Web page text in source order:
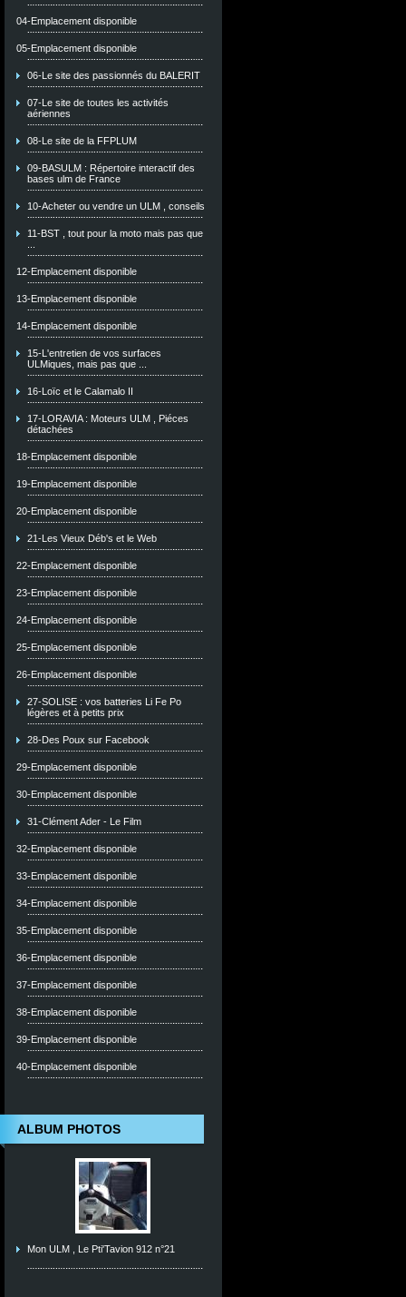
04-Emplacement disponible
05-Emplacement disponible
06-Le site des passionnés du BALERIT
07-Le site de toutes les activités
aériennes
08-Le site de la FFPLUM
09-BASULM : Répertoire interactif des
bases ulm de France
10-Acheter ou vendre un ULM , conseils
11-BST , tout pour la moto mais pas que
12-Emplacement disponible
13-Emplacement disponible
14-Emplacement disponible
15-L'entretien de vos surfaces
ULMiques, mais pas que ...
16-Loïc et le Calamalo II
17-LORAVIA : Moteurs ULM , Piéces
détachées
18-Emplacement disponible
19-Emplacement disponible
20-Emplacement disponible
21-Les Vieux Déb's et le Web
22-Emplacement disponible
23-Emplacement disponible
24-Emplacement disponible
25-Emplacement disponible
26-Emplacement disponible
27-SOLISE : vos batteries Li Fe Po
légères et à petits prix
28-Des Poux sur Facebook
29-Emplacement disponible
30-Emplacement disponible
31-Clément Ader - Le Film
32-Emplacement disponible
33-Emplacement disponible
34-Emplacement disponible
35-Emplacement disponible
36-Emplacement disponible
37-Emplacement disponible
38-Emplacement disponible
39-Emplacement disponible
40-Emplacement disponible
ALBUM PHOTOS
Mon ULM , Le Pti'Tavion 912 n°21